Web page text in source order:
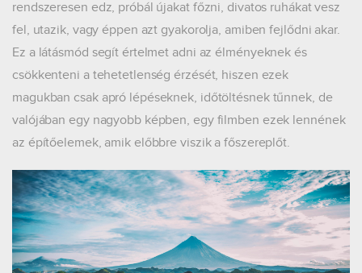
rendszeresen edz, próbál újakat főzni, divatos ruhákat vesz
fel, utazik, vagy éppen azt gyakorolja, amiben fejlődni akar.
Ez a látásmód segít értelmet adni az élményeknek és
csökkenteni a tehetetlenség érzését, hiszen ezek
magukban csak apró lépéseknek, időtöltésnek tűnnek, de
valójában egy nagyobb képben, egy filmben ezek lennének
az építőelemek, amik előbbre viszik a főszereplőt.